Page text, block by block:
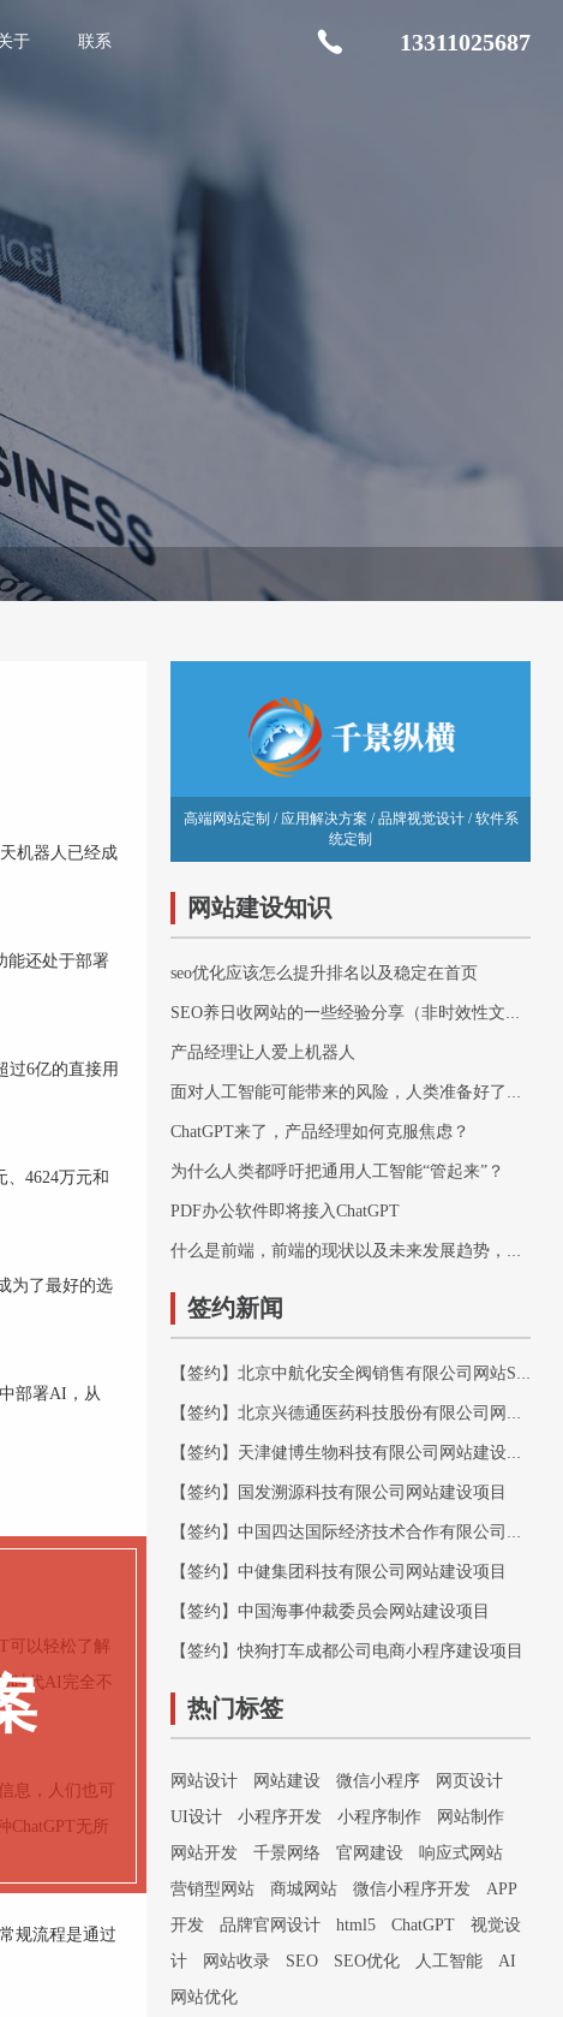
于 联系 13311025687
机器人已经成
能还处于部署
过6亿的直接用
4624万元和
为了最好的选
部署AI，从
可以轻松了解
时代AI完全不
息，人们也可
ChatGPT无所
规流程是通过
高端网站定制 / 应用解决方案 / 品牌视觉设计 / 软件系
统定制
网站建设知识
seo优化应该怎么提升排名以及稳定在首页
SEO养日收网站的一些经验分享（非时效性文章）
产品经理让人爱上机器人
面对人工智能可能带来的风险，人类准备好了吗？
ChatGPT来了，产品经理如何克服焦虑？
为什么人类都呼吁把通用人工智能“管起来”？
PDF办公软件即将接入ChatGPT
什么是前端，前端的现状以及未来发展趋势，最简单的理解前端开发
签约新闻
【签约】北京中航化安全阀销售有限公司网站SEO优化项目
【签约】北京兴德通医药科技股份有限公司网站建设项目
【签约】天津健博生物科技有限公司网站建设项目
【签约】国发溯源科技有限公司网站建设项目
【签约】中国四达国际经济技术合作有限公司网站建设项目
【签约】中健集团科技有限公司网站建设项目
【签约】中国海事仲裁委员会网站建设项目
【签约】快狗打车成都公司电商小程序建设项目
热门标签
网站设计 网站建设 微信小程序
网页设计
UI设计
小程序开发 小程序制作
网站制作
网站开发
千景网络 官网建设
响应式网站
营销型网站
商城网站 微信小程序开发
APP
开发
品牌官网设计 html5 ChatGPT
视觉设
计
网站收录 SEO SEO优化 人工智能
AI
网站优化